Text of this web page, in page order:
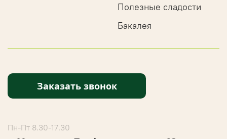
Полезные сладости
Бакалея
Заказать звонок
Пн-Пт 8.30-17.30